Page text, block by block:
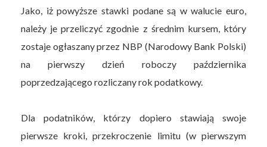
Jako, iż powyższe stawki podane są w walucie euro,
należy je przeliczyć zgodnie z średnim kursem, który
zostaje ogłaszany przez NBP (Narodowy Bank Polski)
na pierwszy dzień roboczy października
poprzedzającego rozliczany rok podatkowy.
Dla podatników, którzy dopiero stawiają swoje
pierwsze kroki, przekroczenie limitu (w pierwszym